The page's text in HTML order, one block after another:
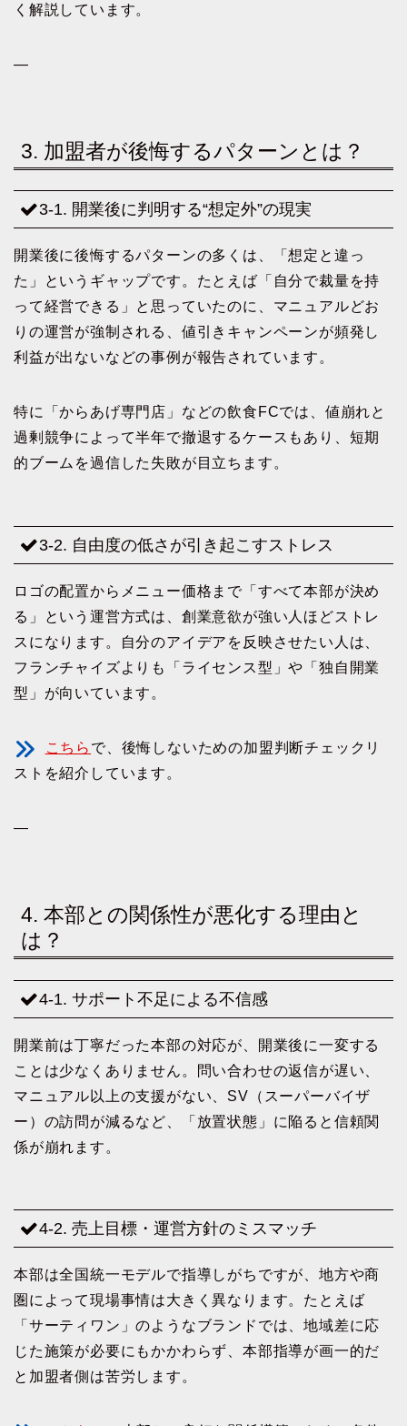
く解説しています。
—
3. 加盟者が後悔するパターンとは？
3-1. 開業後に判明する“想定外”の現実
開業後に後悔するパターンの多くは、「想定と違っ
た」というギャップです。たとえば「自分で裁量を持
って経営できる」と思っていたのに、マニュアルどお
りの運営が強制される、値引きキャンペーンが頻発し
利益が出ないなどの事例が報告されています。
特に「からあげ専門店」などの飲食FCでは、値崩れと
過剰競争によって半年で撤退するケースもあり、短期
的ブームを過信した失敗が目立ちます。
3-2. 自由度の低さが引き起こすストレス
ロゴの配置からメニュー価格まで「すべて本部が決め
る」という運営方式は、創業意欲が強い人ほどストレ
スになります。自分のアイデアを反映させたい人は、
フランチャイズよりも「ライセンス型」や「独自開業
型」が向いています。
こちら で、後悔しないための加盟判断チェックリ
ストを紹介しています。
—
4. 本部との関係性が悪化する理由と
は？
4-1. サポート不足による不信感
開業前は丁寧だった本部の対応が、開業後に一変する
ことは少なくありません。問い合わせの返信が遅い、
マニュアル以上の支援がない、SV（スーパーバイザ
ー）の訪問が減るなど、「放置状態」に陥ると信頼関
係が崩れます。
4-2. 売上目標・運営方針のミスマッチ
本部は全国統一モデルで指導しがちですが、地方や商
圏によって現場事情は大きく異なります。たとえば
「サーティワン」のようなブランドでは、地域差に応
じた施策が必要にもかかわらず、本部指導が画一的だ
と加盟者側は苦労します。